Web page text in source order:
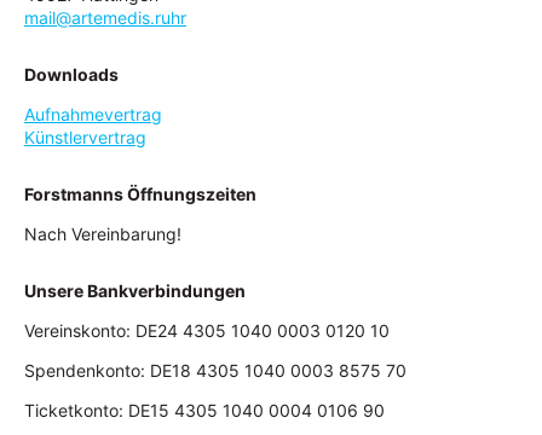
mail@artemedis.ruhr
Downloads
Aufnahmevertrag
Künstlervertrag
Forstmanns Öffnungszeiten
Nach Vereinbarung!
Unsere Bankverbindungen
Vereinskonto: DE24 4305 1040 0003 0120 10
Spendenkonto: DE18 4305 1040 0003 8575 70
Ticketkonto: DE15 4305 1040 0004 0106 90